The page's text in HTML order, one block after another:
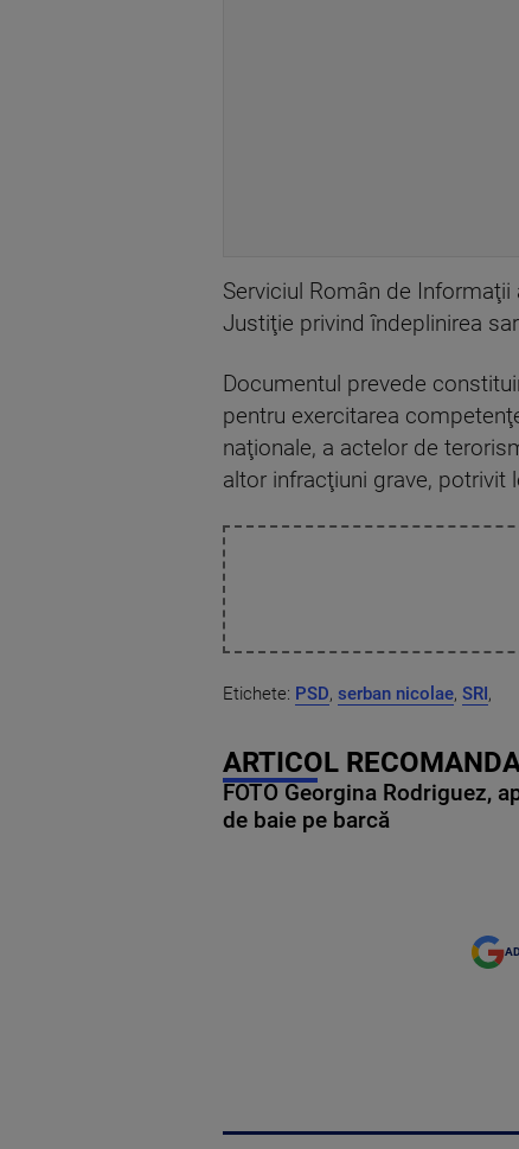
Serviciul Român de
Justiţie privind îndeplinirea
Documentul prevede
pentru exercitarea
naţionale, a actelor de
altor infracţiuni grave, potrivit
Etichete: PSD, serban nicolae, SRI ,
ARTICOL
FOTO Georgina Rodriguez,
de baie pe barcă